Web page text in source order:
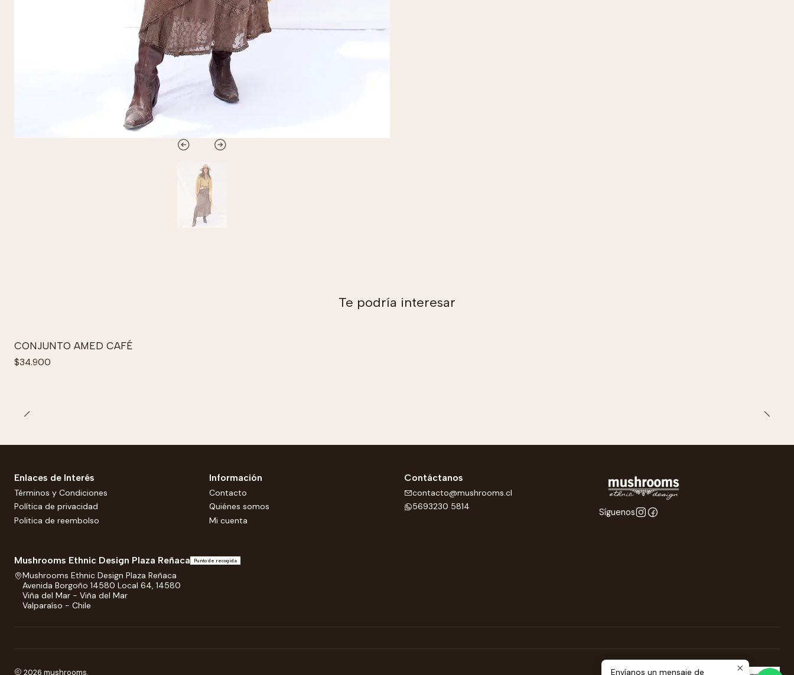
Te podría interesar
CONJUNTO AMED CAFÉ
$34.900
Enlaces de Interés
Términos y Condiciones
Política de privacidad
Politica de reembolso
Información
Contacto
Quiénes somos
Mi cuenta
Contáctanos
contacto@mushrooms.cl
5693230 5814
Síguenos
Mushrooms Ethnic Design Plaza Reñaca Punto de recogida
Mushrooms Ethnic Design Plaza Reñaca
Avenida Borgoño 14580 Local 64, 14580
Viña del Mar - Viña del Mar
Valparaíso - Chile
2026 mushrooms. Envíanos un mensaje de